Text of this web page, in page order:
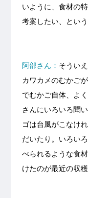
いように、食材の
考案したい、とい
阿部さん： そうい
カワカメのむかご
でむかご自体、よ
さんにいろいろ聞
ゴは台風がこなけ
だいたり。いろい
べられるような食
けたのが最近の収穫